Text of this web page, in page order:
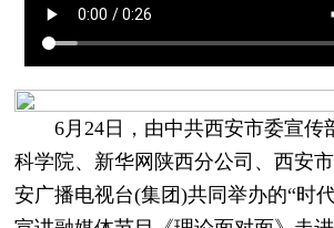
6月24日，由中共西安市委宣传
科学院、新华网陕西分公司、西安
安广播电视台(集团)共同举办的“时